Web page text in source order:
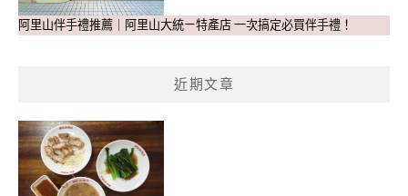
阿里山伴手禮推薦｜阿里山大統ㄧ特產店 一次搞定必買伴手禮！
近期文章